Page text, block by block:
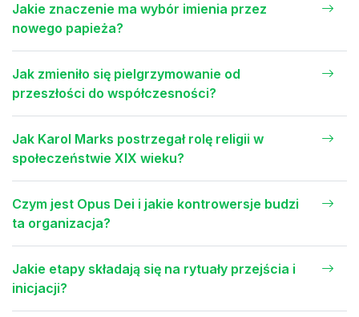
Jakie znaczenie ma wybór imienia przez
nowego papieża?
Jak zmieniło się pielgrzymowanie od
przeszłości do współczesności?
Jak Karol Marks postrzegał rolę religii w
społeczeństwie XIX wieku?
Czym jest Opus Dei i jakie kontrowersje budzi
ta organizacja?
Jakie etapy składają się na rytuały przejścia i
inicjacji?